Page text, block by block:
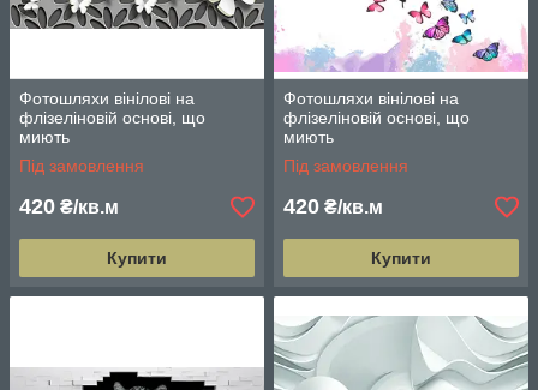
Фотошляхи вінілові на
флізеліновій основі, що
миють
Під замовлення
420 ₴/кв.м
Купити
Фотошляхи вінілові на
флізеліновій основі, що
миють
Під замовлення
420 ₴/кв.м
Купити